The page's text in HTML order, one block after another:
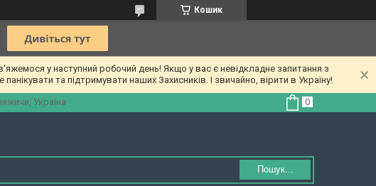
Кошик
у наступний робочий день! Якщо у вас є невідкладне запитання з
та підтримувати наших Захисників. І звичайно, вірити в Україну!
Україна
Пошук...